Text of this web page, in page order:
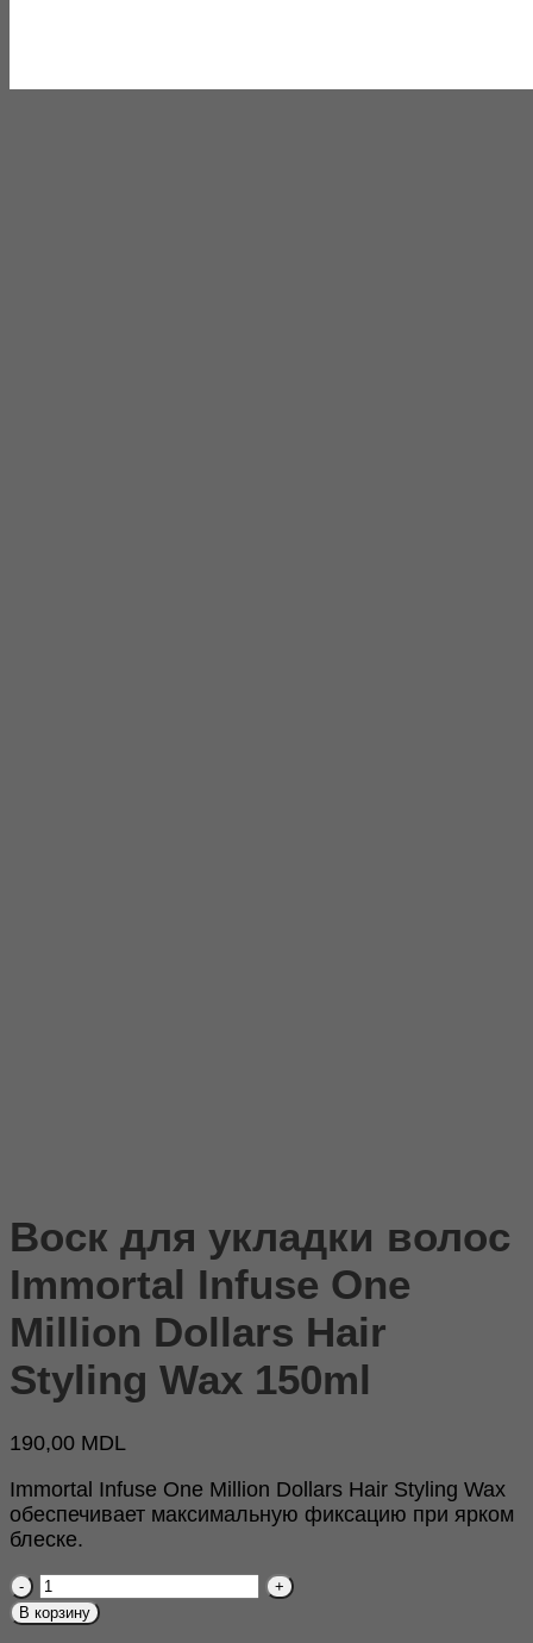
Воск для укладки волос
Immortal Infuse One
Million Dollars Hair
Styling Wax 150ml
190,00 MDL
Immortal Infuse One Million Dollars Hair Styling Wax
обеспечивает максимальную фиксацию при ярком
блеске.
Количество
товара
Воск
В корзину